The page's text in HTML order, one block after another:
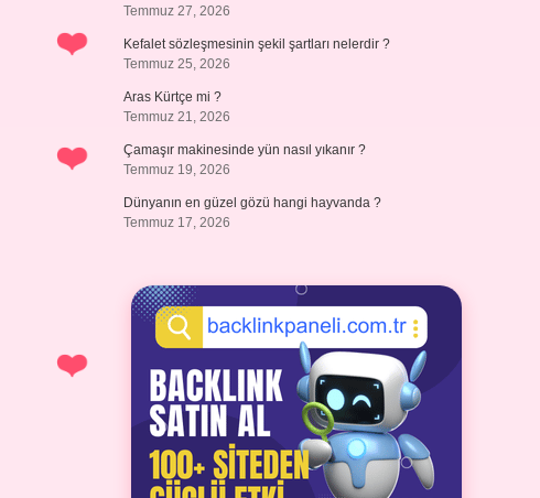
Temmuz 27, 2026
Kefalet sözleşmesinin şekil şartları nelerdir ?
Temmuz 25, 2026
Aras Kürtçe mi ?
Temmuz 21, 2026
Çamaşır makinesinde yün nasıl yıkanır ?
Temmuz 19, 2026
Dünyanın en güzel gözü hangi hayvanda ?
Temmuz 17, 2026